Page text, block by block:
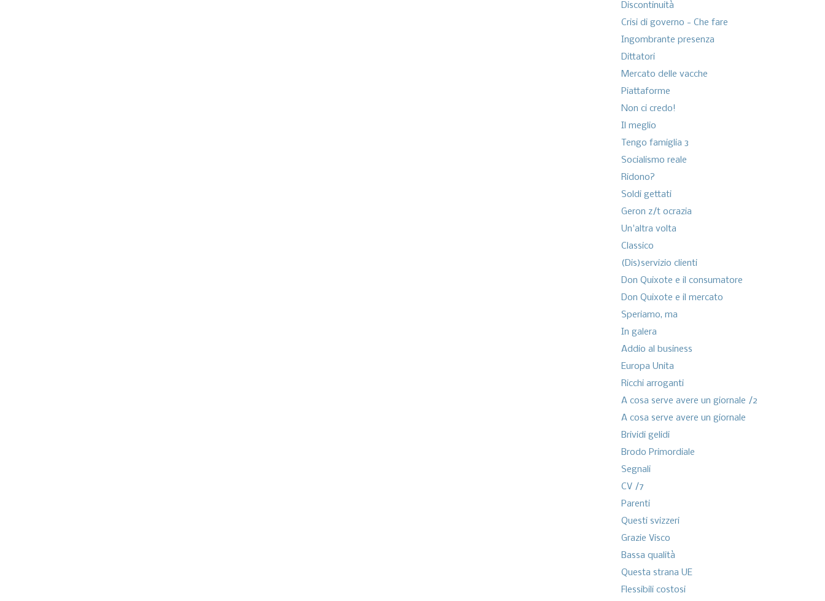
Discontinuità
Crisi di governo - Che fare
Ingombrante presenza
Dittatori
Mercato delle vacche
Piattaforme
Non ci credo!
Il meglio
Tengo famiglia 3
Socialismo reale
Ridono?
Soldi gettati
Geron z/t ocrazia
Un'altra volta
Classico
(Dis)servizio clienti
Don Quixote e il consumatore
Don Quixote e il mercato
Speriamo, ma
In galera
Addio al business
Europa Unita
Ricchi arroganti
A cosa serve avere un giornale /2
A cosa serve avere un giornale
Brividi gelidi
Brodo Primordiale
Segnali
CV /7
Parenti
Questi svizzeri
Grazie Visco
Bassa qualità
Questa strana UE
Flessibili costosi